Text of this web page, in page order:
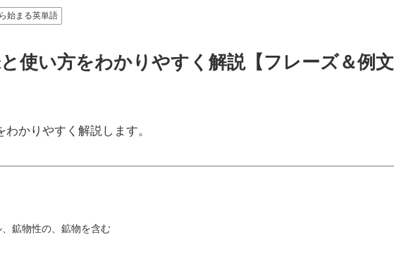
始まる英単語
使い方をわかりやすく解説【フレーズ＆例文
わかりやすく解説します。
鉱物性の、鉱物を含む